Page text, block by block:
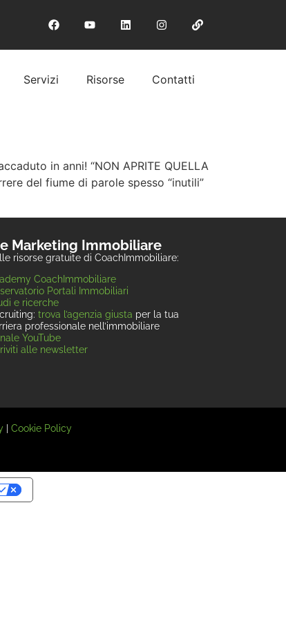
Servizi Risorse Contatti
in anni! “NON APRITE QUELLA
del fiume di parole spesso “inutili”
Marketing Immobiliare
risorse gratuite di CoachImmobiliare:
CoachImmobiliare
Portali Immobiliari
e ricerche
trova l’agenzia giusta per la tua
professionale nell’immobiliare
YouTube
alle newsletter
Cookie Policy